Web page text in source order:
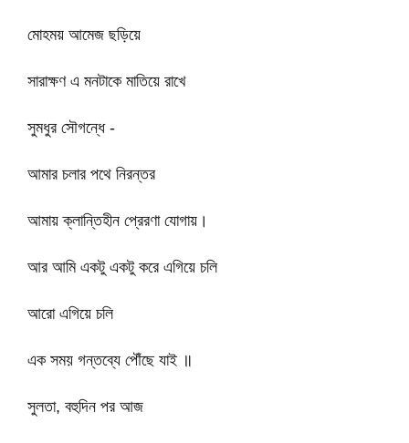
মোহময় আমেজ ছড়িয়ে
সারাক্ষণ এ মনটাকে মাতিয়ে রাখে
সুমধুর সৌগন্ধে -
আমার চলার পথে নিরন্তর
আমায় ক্লান্তিহীন প্রেরণা যোগায়।
আর আমি একটু একটু করে এগিয়ে চলি
আরো এগিয়ে চলি
এক সময় গন্তব্যে পৌঁছে যাই ॥
সুলতা, বহুদিন পর আজ